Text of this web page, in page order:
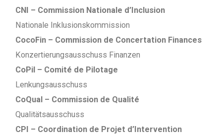
CNI – Commission Nationale d’Inclusion
Nationale Inklusionskommission
CocoFin – Commission de Concertation Finances
Konzertierungsausschuss Finanzen
CoPil – Comité de Pilotage
Lenkungsausschuss
CoQual – Commission de Qualité
Qualitätsausschuss
CPI – Coordination de Projet d’Intervention